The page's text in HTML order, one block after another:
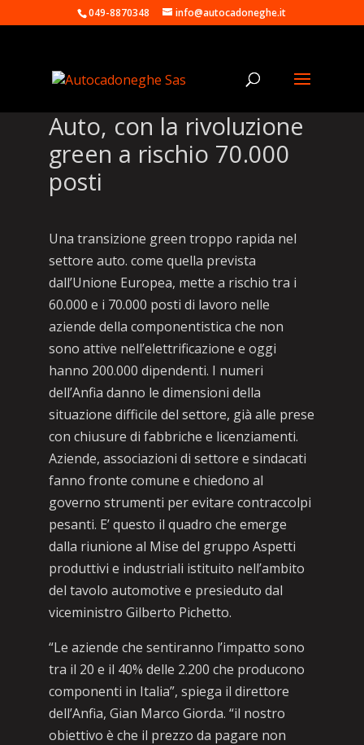
049-8870348 info@autocadoneghe.it
Auto, con la rivoluzione
green a rischio 70.000
posti
Una transizione green troppo rapida nel
settore auto. come quella prevista
dall’Unione Europea, mette a rischio tra i
60.000 e i 70.000 posti di lavoro nelle
aziende della componentistica che non
sono attive nell’elettrificazione e oggi
hanno 200.000 dipendenti. I numeri
dell’Anfia danno le dimensioni della
situazione difficile del settore, già alle prese
con chiusure di fabbriche e licenziamenti.
Aziende, associazioni di settore e sindacati
fanno fronte comune e chiedono al
governo strumenti per evitare contraccolpi
pesanti. E’ questo il quadro che emerge
dalla riunione al Mise del gruppo Aspetti
produttivi e industriali istituito nell’ambito
del tavolo automotive e presieduto dal
viceministro Gilberto Pichetto.
“Le aziende che sentiranno l’impatto sono
tra il 20 e il 40% delle 2.200 che producono
componenti in Italia”, spiega il direttore
dell’Anfia, Gian Marco Giorda. “il nostro
obiettivo è che il prezzo da pagare non